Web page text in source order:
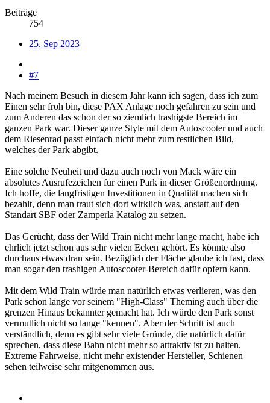
Beiträge
754
25. Sep 2023
#7
Nach meinem Besuch in diesem Jahr kann ich sagen, dass ich zum
Einen sehr froh bin, diese PAX Anlage noch gefahren zu sein und
zum Anderen das schon der so ziemlich trashigste Bereich im
ganzen Park war. Dieser ganze Style mit dem Autoscooter und auch
dem Riesenrad passt einfach nicht mehr zum restlichen Bild,
welches der Park abgibt.
Eine solche Neuheit und dazu auch noch von Mack wäre ein
absolutes Ausrufezeichen für einen Park in dieser Größenordnung.
Ich hoffe, die langfristigen Investitionen in Qualität machen sich
bezahlt, denn man traut sich dort wirklich was, anstatt auf den
Standart SBF oder Zamperla Katalog zu setzen.
Das Gerücht, dass der Wild Train nicht mehr lange macht, habe ich
ehrlich jetzt schon aus sehr vielen Ecken gehört. Es könnte also
durchaus etwas dran sein. Bezüglich der Fläche glaube ich fast, dass
man sogar den trashigen Autoscooter-Bereich dafür opfern kann.
Mit dem Wild Train würde man natürlich etwas verlieren, was den
Park schon lange vor seinem "High-Class" Theming auch über die
grenzen Hinaus bekannter gemacht hat. Ich würde den Park sonst
vermutlich nicht so lange "kennen". Aber der Schritt ist auch
verständlich, denn es gibt sehr viele Gründe, die natürlich dafür
sprechen, dass diese Bahn nicht mehr so attraktiv ist zu halten.
Extreme Fahrweise, nicht mehr existender Hersteller, Schienen
sehen teilweise sehr mitgenommen aus.